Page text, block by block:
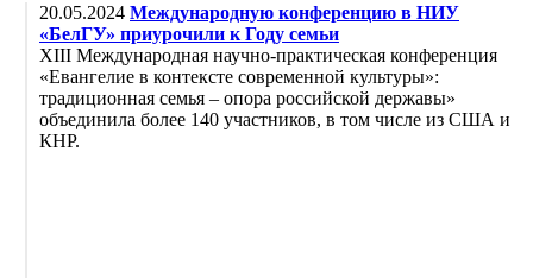
20.05.2024 Международную конференцию в НИУ
«БелГУ» приурочили к Году семьи
XIII Международная научно-практическая конференция
«Евангелие в контексте современной культуры»:
традиционная семья – опора российской державы»
объединила более 140 участников, в том числе из США и
КНР.